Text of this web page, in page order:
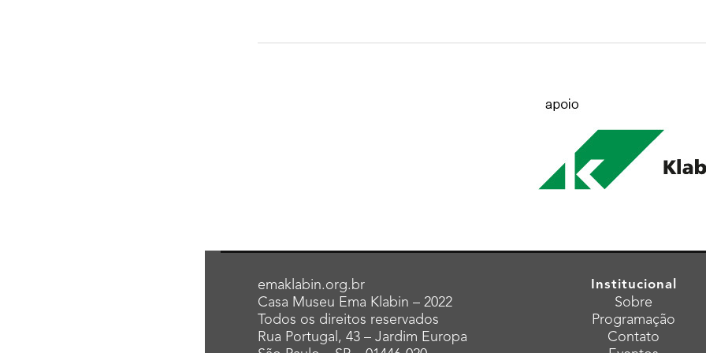
emaklabin.org.br
Casa Museu Ema Klabin – 2022
Todos os direitos reservados
Rua Portugal, 43 – Jardim Europa
Institucional
Sobre
Programação
Contato